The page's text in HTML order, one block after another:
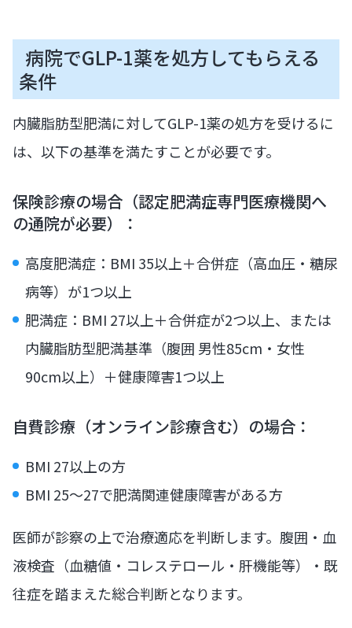
病院でGLP-1薬を処方してもらえる
条件
内臓脂肪型肥満に対してGLP-1薬の処方を受けるに
は、以下の基準を満たすことが必要です。
保険診療の場合（認定肥満症専門医療機関へ
の通院が必要）：
高度肥満症：BMI 35以上＋合併症（高血圧・糖尿
病等）が1つ以上
肥満症：BMI 27以上＋合併症が2つ以上、または
内臓脂肪型肥満基準（腹囲 男性85cm・女性
90cm以上）＋健康障害1つ以上
自費診療（オンライン診療含む）の場合：
BMI 27以上の方
BMI 25〜27で肥満関連健康障害がある方
医師が診察の上で治療適応を判断します。腹囲・血
液検査（血糖値・コレステロール・肝機能等）・既
往症を踏まえた総合判断となります。